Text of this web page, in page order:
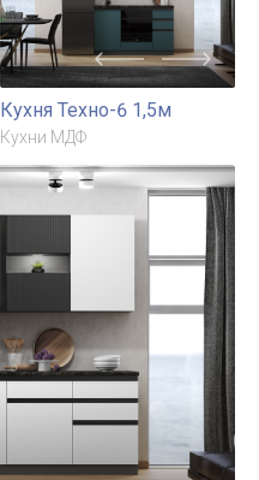
Кухня Техно-6 1,5м
Кухни МДФ